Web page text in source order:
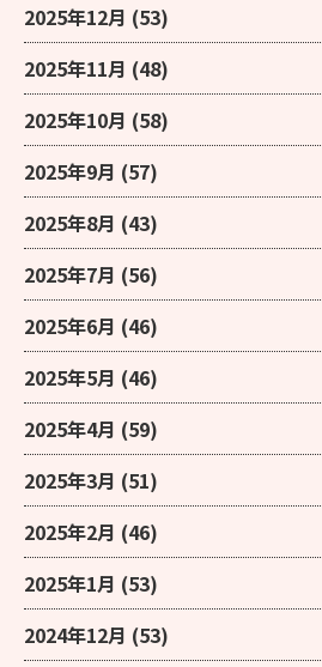
2025年12月 (53)
2025年11月 (48)
2025年10月 (58)
2025年9月 (57)
2025年8月 (43)
2025年7月 (56)
2025年6月 (46)
2025年5月 (46)
2025年4月 (59)
2025年3月 (51)
2025年2月 (46)
2025年1月 (53)
2024年12月 (53)